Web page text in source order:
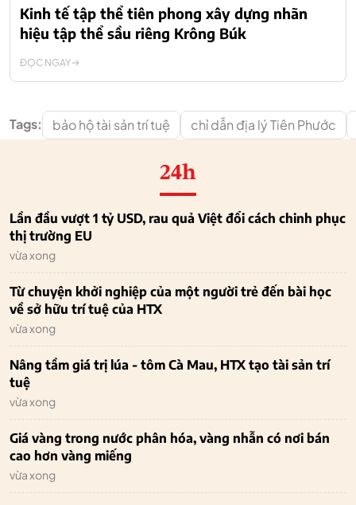
Kinh tế tập thể tiên phong xây dựng nhãn
hiệu tập thể sầu riêng Krông Búk
ĐỌC NGAY
Tags: bảo hộ tài sản trí tuệ chỉ dẫn địa lý Tiên Phước
24h
Lần đầu vượt 1 tỷ USD, rau quả Việt đổi cách chinh phục
thị trường EU
vừa xong
Từ chuyện khởi nghiệp của một người trẻ đến bài học
về sở hữu trí tuệ của HTX
vừa xong
Nâng tầm giá trị lúa - tôm Cà Mau, HTX tạo tài sản trí
tuệ
vừa xong
Giá vàng trong nước phân hóa, vàng nhẫn có nơi bán
cao hơn vàng miếng
vừa xong